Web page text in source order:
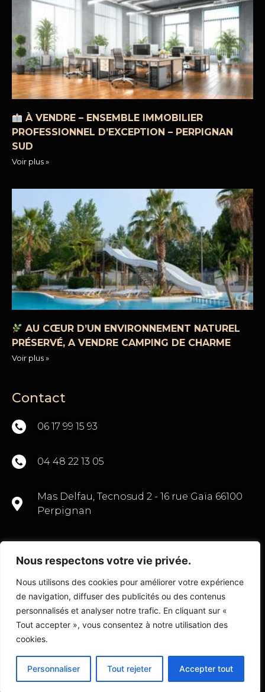
Nous respectons votre vie privée.
Nous utilisons des cookies pour améliorer votre expérience
de navigation, diffuser des publicités ou des contenus
personnalisés et analyser notre trafic. En cliquant sur «
Tout accepter », vous consentez à notre utilisation des
cookies.
Personnaliser Tout rejeter Accepter tout
À VENDRE – ENSEMBLE IMMOBILIER
PROFESSIONNEL D’EXCEPTION – PERPIGNAN
SUD
Voir plus »
AU CŒUR D’UN ENVIRONNEMENT NATUREL
PRÉSERVÉ, A VENDRE CAMPING DE CHARME
Voir plus »
Contact
06 17 99 15 93
04 48 22 13 05
Mas Delfau, Tecnosud 2 - 16 rue Gaïa 66100
Perpignan
CONTACTEZ-NOUS
© Copyright 2022 Transactions Commerce 66
Fait avec par l’Agence D2 Prod